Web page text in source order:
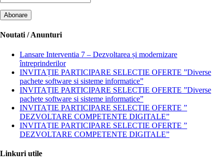
Noutati / Anunturi
Lansare Interventia 7 – Dezvoltarea și modernizare
întreprinderilor
INVITAȚIE PARTICIPARE SELECTIE OFERTE ”Diverse
pachete software si sisteme informatice”
INVITAȚIE PARTICIPARE SELECTIE OFERTE ”Diverse
pachete software si sisteme informatice”
INVITAȚIE PARTICIPARE SELECTIE OFERTE ”
DEZVOLTARE COMPETENTE DIGITALE”
INVITAȚIE PARTICIPARE SELECTIE OFERTE ”
DEZVOLTARE COMPETENTE DIGITALE”
Linkuri utile